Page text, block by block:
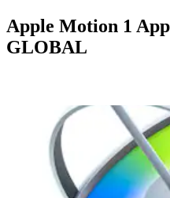
Apple Motion 1
GLOBAL